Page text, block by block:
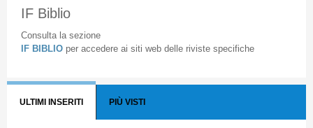
IF Biblio
Consulta la sezione
IF BIBLIO per accedere ai siti web delle riviste specifiche
ULTIMI INSERITI PIÙ VISTI